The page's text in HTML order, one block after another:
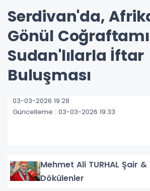
Serdivan'da,
Gönül
Sudan'lılarla İftar
Buluşması
03-03-2026 19:28
Güncelleme : 03-03-2026 19:33
Mehmet Ali TURHAL Şair
Dökülenler